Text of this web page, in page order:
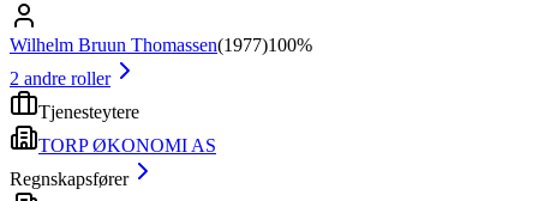
Wilhelm Bruun Thomassen(1977)100%
2 andre roller
Tjenesteytere
TORP ØKONOMI AS
Regnskapsfører